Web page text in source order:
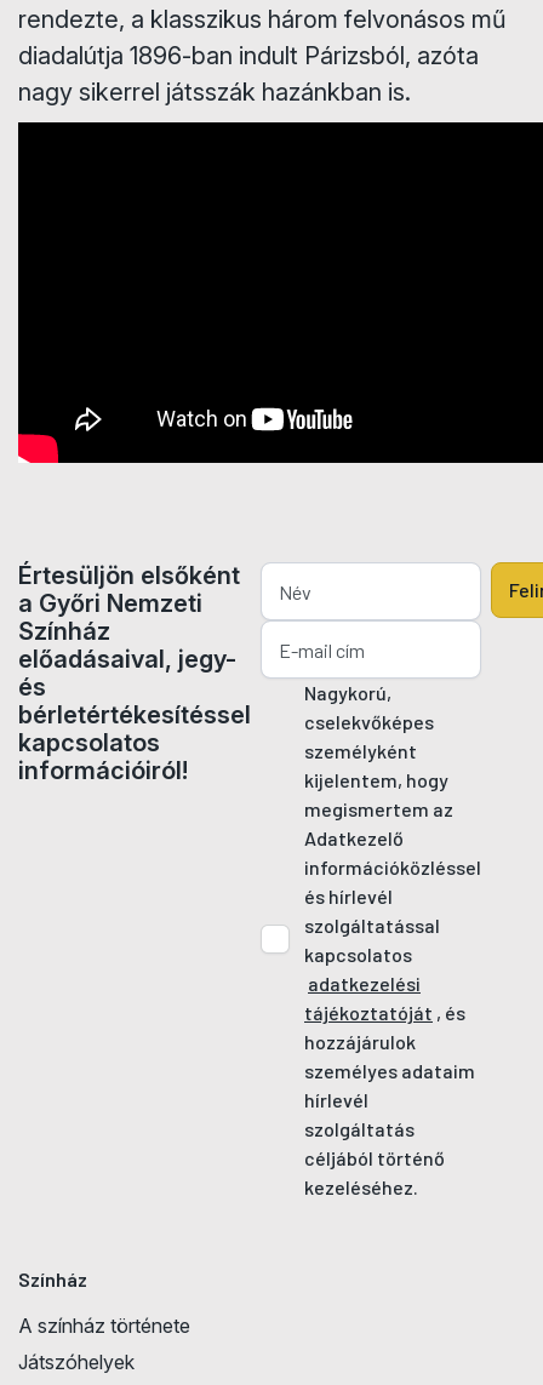
rendezte, a klasszikus három felvonásos mű
diadalútja 1896-ban indult Párizsból, azóta
nagy sikerrel játsszák hazánkban is.
Értesüljön elsőként
a Győri Nemzeti
Színház
előadásaival, jegy-
és
bérletértékesítéssel
kapcsolatos
információiról!
Nagykorú,
cselekvőképes
személyként
kijelentem, hogy
megismertem az
Adatkezelő
információközléssel
és hírlevél
szolgáltatással
kapcsolatos
adatkezelési
tájékoztatóját , és
hozzájárulok
személyes adataim
hírlevél
szolgáltatás
céljából történő
kezeléséhez.
Színház
A színház története
Játszóhelyek